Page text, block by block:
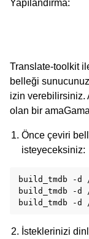
Yapılandırma:
Translate-toolkit
belleği
izin verebilirsiniz.
olan bir
Önce çeviri
isteyeceksiniz:
build_tmdb -d
build_tmdb
-d
build_tmdb
-d
İsteklerinizi